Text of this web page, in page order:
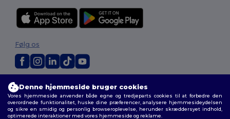
2026. Alle rettigheder forbeholdes
Vilkår og Betingelser|Tilpasset politik|Fortrolighedspolitik|Politik for
cookies|Sitemap
Følg os
Denne hjemmeside bruger cookies
Vores hjemmeside anvender både egne og tredjeparts cookies til at forbedre den
overordnede funktionalitet, huske dine præferencer, analysere hjemmesideydelsen
og sikre en smidig og personlig browseroplevelse, herunder skræddersyet indhold,
optimerede interaktioner med vores hjemmeside og reklame.